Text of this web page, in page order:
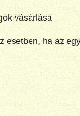
vásárlása
esetben, ha az